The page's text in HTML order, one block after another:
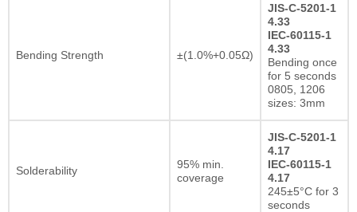
Bending Strength ±(1.0%+0.05Ω)
JIS-C-5201-1
4.33
IEC-60115-1
4.33
Bending once
for 5 seconds
0805, 1206
sizes: 3mm
Solderability
95% min.
coverage
JIS-C-5201-1
4.17
IEC-60115-1
4.17
245±5°C for 3
seconds